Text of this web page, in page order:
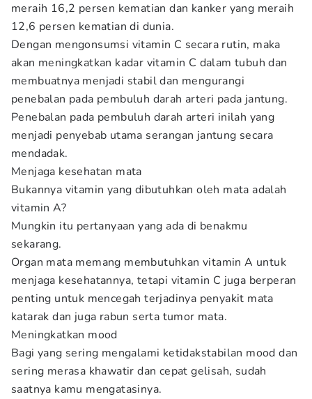
meraih 16,2 persen kematian dan kanker yang meraih
12,6 persen kematian di dunia.
Dengan mengonsumsi vitamin C secara rutin, maka
akan meningkatkan kadar vitamin C dalam tubuh dan
membuatnya menjadi stabil dan mengurangi
penebalan pada pembuluh darah arteri pada jantung.
Penebalan pada pembuluh darah arteri inilah yang
menjadi penyebab utama serangan jantung secara
mendadak.
Menjaga kesehatan mata
Bukannya vitamin yang dibutuhkan oleh mata adalah
vitamin A?
Mungkin itu pertanyaan yang ada di benakmu
sekarang.
Organ mata memang membutuhkan vitamin A untuk
menjaga kesehatannya, tetapi vitamin C juga berperan
penting untuk mencegah terjadinya penyakit mata
katarak dan juga rabun serta tumor mata.
Meningkatkan mood
Bagi yang sering mengalami ketidakstabilan mood dan
sering merasa khawatir dan cepat gelisah, sudah
saatnya kamu mengatasinya.